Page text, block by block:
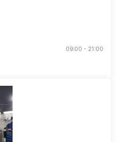
09:00 - 21:00